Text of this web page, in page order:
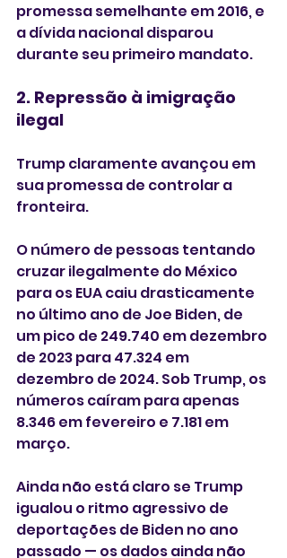
promessa semelhante em 2016, e
a dívida nacional disparou
durante seu primeiro mandato.
2. Repressão à imigração
ilegal
Trump claramente avançou em
sua promessa de controlar a
fronteira.
O número de pessoas tentando
cruzar ilegalmente do México
para os EUA caiu drasticamente
no último ano de Joe Biden, de
um pico de 249.740 em dezembro
de 2023 para 47.324 em
dezembro de 2024. Sob Trump, os
números caíram para apenas
8.346 em fevereiro e 7.181 em
março.
Ainda não está claro se Trump
igualou o ritmo agressivo de
deportações de Biden no ano
passado — os dados ainda não